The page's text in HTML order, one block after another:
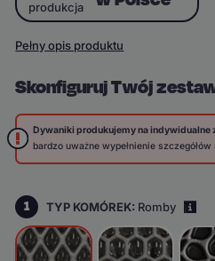
Skonfiguruj Twój
Dywaniki produkujemy na indywidualne
bardzo uważne wypełnienie
1 TYP KOMÓREK: Romby
produkcja
Pełny opis produktu